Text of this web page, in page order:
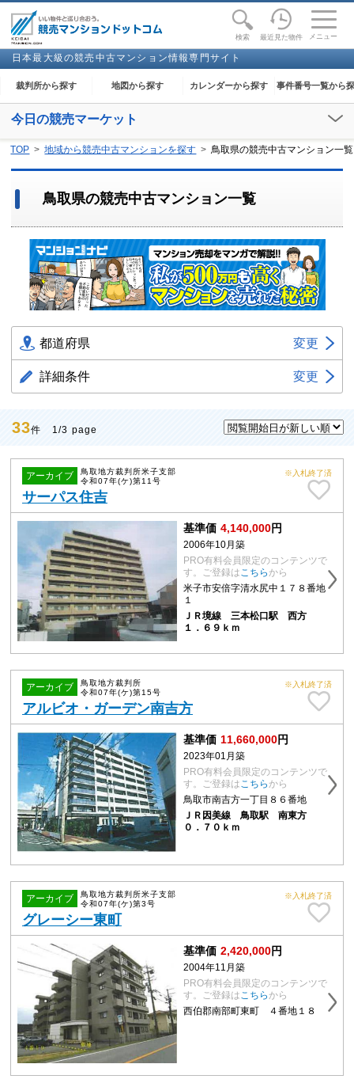
検索 最近見た物件 メニュー
日本最大級の競売中古マンション情報専門サイト
裁判所から探す 地図から探す カレンダーから探す 事件番号一覧から
toggle
今日の競売マーケット
TOP 地域から競売中古マンションを探す 鳥取県の競売中古マンション一覧
鳥取県の競売中古マンション一覧
都道府県 変更
詳細条件 変更
33件 1/3 page
アーカイブ
鳥取地方裁判所米子支部
令和07年(ケ)第11号
サーパス住吉
※入札終了済
基準価 4,140,000円
2006年10月築
PRO有料会員限定のコンテンツで
す。ご登録はこちら から
米子市安倍字清水尻中１７８番地
１
ＪＲ境線 三本松口駅 西方
１．６９ｋｍ
アーカイブ
鳥取地方裁判所
令和07年(ケ)第15号
アルビオ・ガーデン南吉方
※入札終了済
基準価 11,660,000円
2023年01月築
PRO有料会員限定のコンテンツで
す。ご登録は こちら から
鳥取市南吉方一丁目８６番地
ＪＲ因美線 鳥取駅 南東方
０．７０ｋｍ
アーカイブ
鳥取地方裁判所米子支部
令和07年(ケ)第3号
グレーシー東町
※入札終了済
基準価 2,420,000円
2004年11月築
PRO有料会員限定のコンテンツで
す。ご登録はこちら から
西伯郡南部町東町 ４番地１８